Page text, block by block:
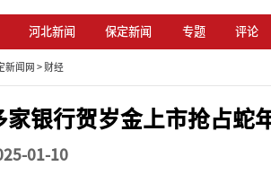
河北新闻 保定新闻 专题 评论
新闻网 > 财经
家银行贺岁金上市抢占蛇
01-10